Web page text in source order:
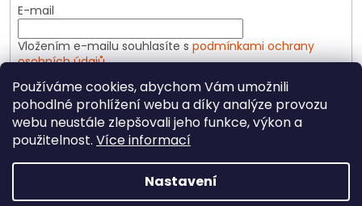
Používáme cookies, abychom Vám umožnili
pohodlné prohlížení webu a díky analýze provozu
webu neustále zlepšovali jeho funkce, výkon a
použitelnost. Více informací
Nastavení
E-mail
Vložením e-mailu souhlasíte s podmínkami ochrany
osobních údajů
PŘIHLÁSIT SE